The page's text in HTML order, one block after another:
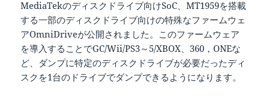
MediaTekのディスクドライブ向けSoC、MT1959を搭載
する一部のディスクドライブ向けの特殊なファームウェ
アOmniDriveが公開されました。このファームウェア
を導入することでGC/Wii/PS3～5/XBOX、360，ONEな
ど、ダンプに特定のディスクドライブが必要だったディ
スクを1台のドライブでダンプできるようになります。